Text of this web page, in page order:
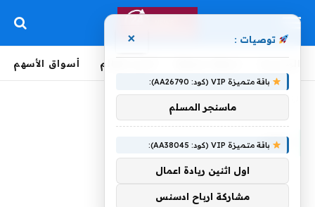
أخبار العالم أسواق الأسهم
عصر
توصيات : ×
باقة متميزة VIP (كود: AA26790):
ماسنجر المسلم
باقة متميزة VIP (كود: AA38045):
اول اثنين ريادة اعمال
مشاركة ارباح ادسنس